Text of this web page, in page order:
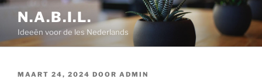
Ga
inhoud
N.A.B.I.L.
Ideeën voor de les Nederlands
GEPLAATST
MAART 24, 2024 DOOR ADMIN